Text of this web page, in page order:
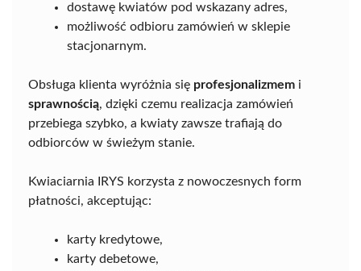
dostawę kwiatów pod wskazany adres,
możliwość odbioru zamówień w sklepie
stacjonarnym.
Obsługa klienta wyróżnia się profesjonalizmem i
sprawnością, dzięki czemu realizacja zamówień
przebiega szybko, a kwiaty zawsze trafiają do
odbiorców w świeżym stanie.
Kwiaciarnia IRYS korzysta z nowoczesnych form
płatności, akceptując:
karty kredytowe,
karty debetowe,